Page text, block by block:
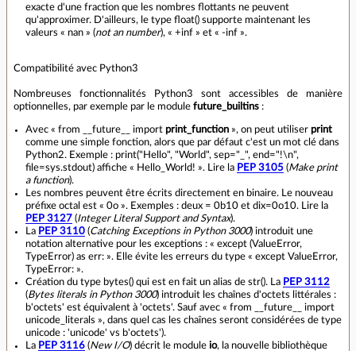
exacte d'une fraction que les nombres flottants ne peuvent
qu'approximer. D'ailleurs, le type float() supporte maintenant les
valeurs « nan » (not an number), « +inf » et « -inf ».
Compatibilité avec Python3
Nombreuses fonctionnalités Python3 sont accessibles de manière
optionnelles, par exemple par le module future_builtins :
Avec « from __future__ import print_function », on peut utiliser print
comme une simple fonction, alors que par défaut c'est un mot clé dans
Python2. Exemple : print("Hello", "World", sep="_", end="!\n",
file=sys.stdout) affiche « Hello_World! ». Lire la PEP 3105 (Make print
a function).
Les nombres peuvent être écrits directement en binaire. Le nouveau
préfixe octal est « 0o ». Exemples : deux = 0b10 et dix=0o10. Lire la
PEP 3127 (Integer Literal Support and Syntax).
La PEP 3110 (Catching Exceptions in Python 3000) introduit une
notation alternative pour les exceptions : « except (ValueError,
TypeError) as err: ». Elle évite les erreurs du type « except ValueError,
TypeError: ».
Création du type bytes() qui est en fait un alias de str(). La PEP 3112
(Bytes literals in Python 3000) introduit les chaînes d'octets littérales :
b'octets' est équivalent à 'octets'. Sauf avec « from __future__ import
unicode_literals », dans quel cas les chaînes seront considérées de type
unicode : 'unicode' vs b'octets').
La PEP 3116 (New I/O) décrit le module io, la nouvelle bibliothèque